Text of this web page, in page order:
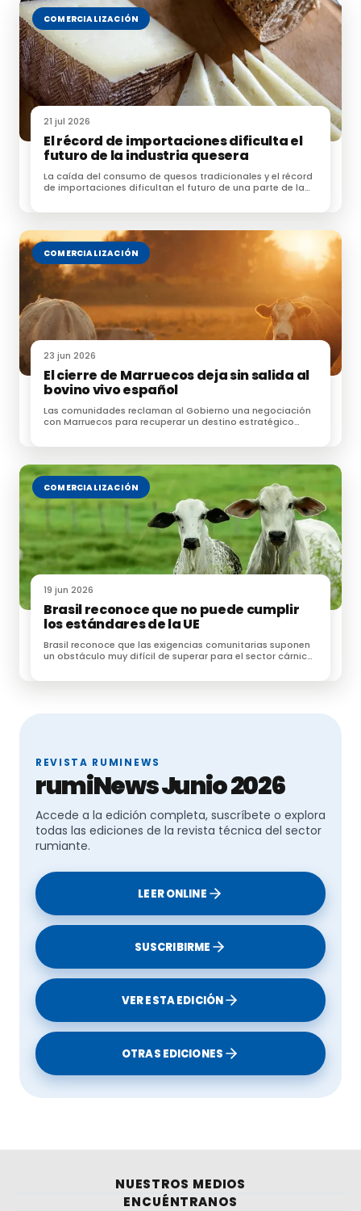
COMERCIALIZACIÓN
21 jul 2026
El récord de importaciones dificulta el
futuro de la industria quesera
La caída del consumo de quesos tradicionales y el récord
de importaciones dificultan el futuro de una parte de la
COMERCIALIZACIÓN
23 jun 2026
El cierre de Marruecos deja sin salida al
bovino vivo español
Las comunidades reclaman al Gobierno una negociación
con Marruecos para recuperar un destino estratégico
COMERCIALIZACIÓN
19 jun 2026
Brasil reconoce que no puede cumplir
los estándares de la UE
Brasil reconoce que las exigencias comunitarias suponen
un obstáculo muy difícil de superar para el sector cárnico
REVISTA RUMINEWS
rumiNews Junio 2026
Accede a la edición completa, suscríbete o explora
todas las ediciones de la revista técnica del sector
rumiante.
LEER ONLINE
SUSCRIBIRME
VER ESTA EDICIÓN
OTRAS EDICIONES
NUESTROS MEDIOS
ENCUÉNTRANOS